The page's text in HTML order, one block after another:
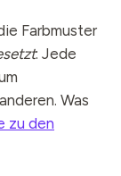
Farbmuster
: Jede
Was
zu den